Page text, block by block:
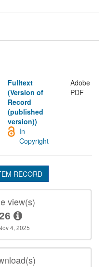
Fulltext
(Version of
Record
(published
version))
Adobe
PDF
In
Copyright
RECORD
view(s)
4, 2025